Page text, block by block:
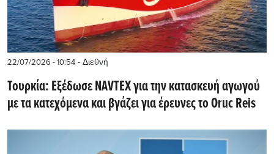
22/07/2026 - 10:54 - Διεθνή
Τουρκία: Εξέδωσε NAVTEX για την κατασκευή αγωγού
με τα κατεχόμενα και βγάζει για έρευνες το Oruc Reis